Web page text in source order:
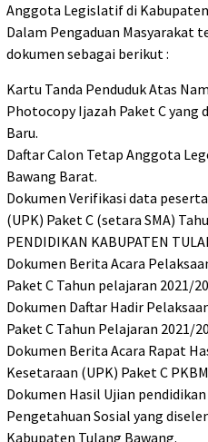
Anggota Legislatif di
Dalam Pengaduan Masyarakat
dokumen sebagai berikut :
Kartu Tanda Penduduk Atas
Photocopy Ijazah Paket C yang
Baru.
Daftar Calon Tetap Anggota
Bawang Barat.
Dokumen Verifikasi data
(UPK) Paket C (setara SMA)
PENDIDIKAN KABUPATEN
Dokumen Berita Acara
Paket C Tahun pelajaran 2021/
Dokumen Daftar Hadir
Paket C Tahun Pelajaran 2021/
Dokumen Berita Acara Rapat
Kesetaraan (UPK) Paket C
Dokumen Hasil Ujian
Pengetahuan Sosial yang
Kabupaten Tulang Bawang.